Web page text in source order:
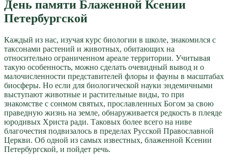
День памяти Блаженной Ксении
Петербургской
Каждый из нас, изучая курс биологии в школе, знакомился с
таксонами растений и животных, обитающих на
относительно ограниченном ареале территории. Учитывая
такую особенность, можно сделать очевидный вывод и о
малочисленности представителей флоры и фауны в масштабах
биосферы. Но если для биологической науки эндемичными
выступают животные и растительные виды, то при
знакомстве с сонмом святых, прославленных Богом за свою
праведную жизнь на земле, обнаруживается редкость в плеяде
юродивых Христа ради. Таковых более всего на ниве
благочестия подвизалось в пределах Русской Православной
Церкви. Об одной из самых известных, блаженной Ксении
Петербургской, и пойдет речь.